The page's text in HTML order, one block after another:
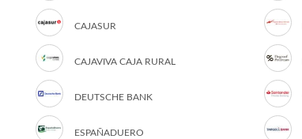
CAJASUR
CAJAVIVA CAJA RURAL
DEUTSCHE BANK
ESPAÑADUERO